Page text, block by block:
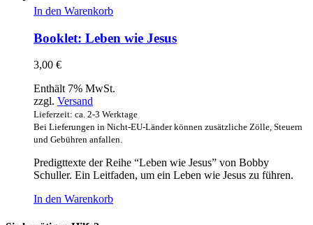
In den Warenkorb
Booklet: Leben wie Jesus
3,00 €
Enthält 7% MwSt.
zzgl. Versand
Lieferzeit: ca. 2-3 Werktage
Bei Lieferungen in Nicht-EU-Länder können zusätzliche Zölle, Steuern
und Gebühren anfallen.
Predigttexte der Reihe “Leben wie Jesus” von Bobby
Schuller. Ein Leitfaden, um ein Leben wie Jesus zu führen.
In den Warenkorb